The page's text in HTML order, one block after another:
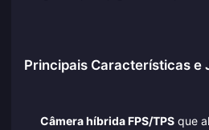
Principais Características e
Câmera híbrida FPS/TPSque